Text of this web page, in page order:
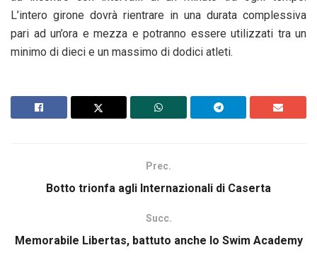
L’intero girone dovrà rientrare in una durata complessiva
pari ad un’ora e mezza e potranno essere utilizzati tra un
minimo di dieci e un massimo di dodici atleti.
Prec.
Botto trionfa agli Internazionali di Caserta
Succ.
Memorabile Libertas, battuto anche lo Swim Academy